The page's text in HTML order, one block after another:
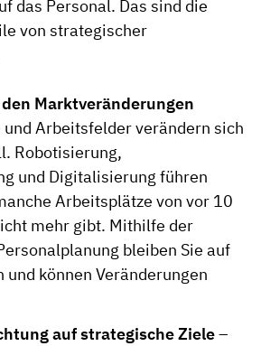
das Personal. Das sind die
von strategischer
Marktveränderungen
und Arbeitsfelder verändern sich
Robotisierung,
und Digitalisierung führen
Arbeitsplätze von vor 10
mehr gibt. Mithilfe der
bleiben Sie auf
und können Veränderungen
auf strategische Ziele–